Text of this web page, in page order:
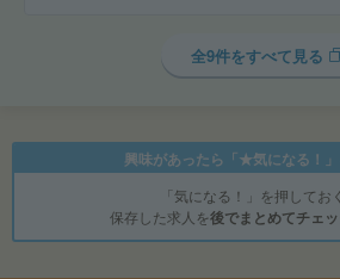
全9件をすべて見る
興味があったら「★気になる！」
「気になる！」を押してお
保存した求人を後でまとめてチェ